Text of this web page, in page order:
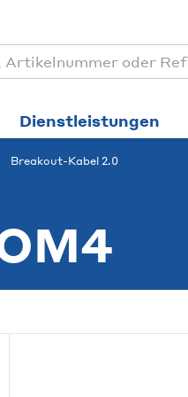
Dienstleistungen
Breakout-Kabel 2.0